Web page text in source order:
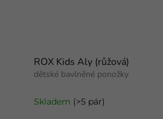
ROX Kids Aly (růžová)
dětské bavlněné ponožky
Skladem (>5 pár)